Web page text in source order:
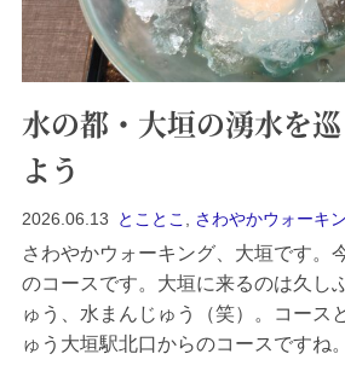
水の都・大垣の湧水を
よう
2026.06.13 とことこ さわやかウォーキ
さわやかウォーキング、大垣です。
のコースです。大垣に来るのは久し
ゅう、水まんじゅう（笑）。コース
ゅう大垣駅北口からのコースですね